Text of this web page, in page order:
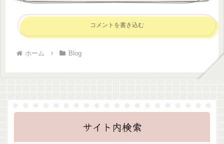
コメントを書き込む
ホーム Blog
サイト内検索